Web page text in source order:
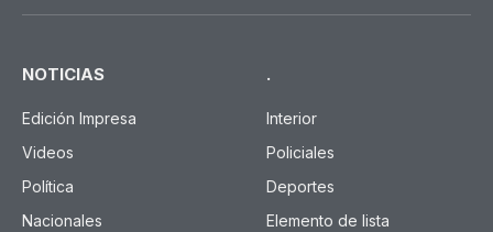
(Twitter)
NOTICIAS
Edición Impresa
Videos
Política
Nacionales
.
Interior
Policiales
Deportes
Elemento de lista